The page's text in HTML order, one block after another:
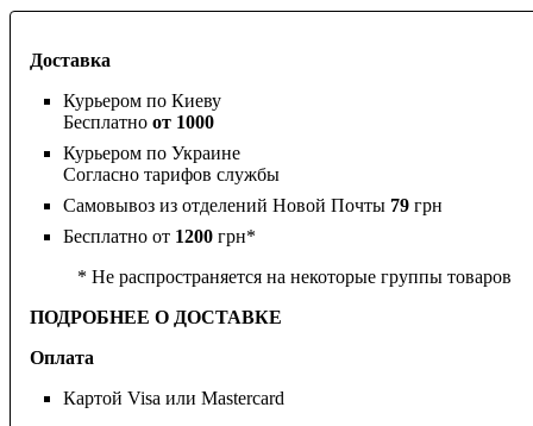
Доставка
Курьером по Киеву
Бесплатно от 1000
Курьером по Украине
Согласно тарифов службы
Самовывоз из отделений Новой Почты 79 грн
Бесплатно от 1200 грн*
* Не распространяется на некоторые группы товаров
ПОДРОБНЕЕ О ДОСТАВКЕ
Оплата
Картой Visa или Mastercard